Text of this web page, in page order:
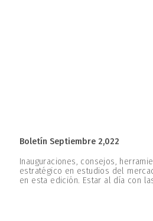
Boletín Septiembre 2,022
Inauguraciones, consejos,
estratégico en estudios del
en esta edición. Estar al día con